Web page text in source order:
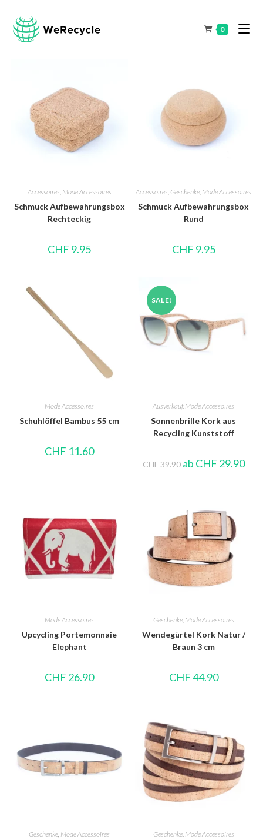
0
Accessoires, Mode Accessoires
Schmuck Aufbewahrungsbox
Rechteckig
CHF 9.95
Accessoires, Geschenke, Mode Accessoires
Schmuck Aufbewahrungsbox
Rund
CHF 9.95
Mode Accessoires
Schuhlöffel Bambus 55 cm
CHF 11.60
SALE!
Ausverkauf, Mode Accessoires
Sonnenbrille Kork aus
Recycling Kunststoff
CHF39.90 ab CHF 29.90
Mode Accessoires
Upcycling Portemonnaie
Elephant
CHF 26.90
Geschenke, Mode Accessoires
Wendegürtel Kork Natur /
Braun 3 cm
CHF44.90
Geschenke Mode Accessoires Geschenke, Mode Accessoires